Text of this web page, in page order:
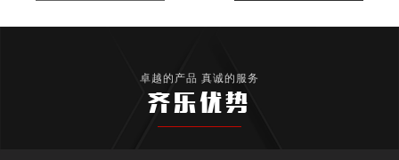
卓越的产品 真诚的服务
齐乐优势